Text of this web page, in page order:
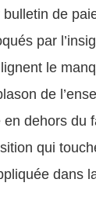
de
par
le
de
dehors du
qui
dans